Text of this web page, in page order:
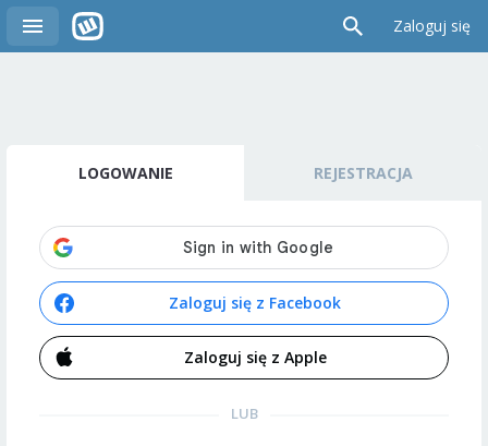
Zaloguj się
LOGOWANIE REJESTRACJA
Zaloguj się z Facebook
Zaloguj się z Apple
LUB